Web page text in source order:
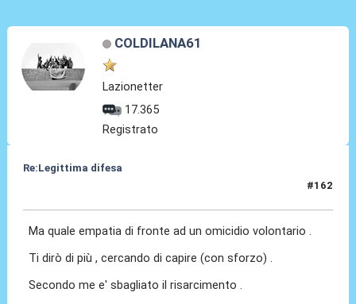
COLDILANA61
Lazionetter
17.365
Registrato
Re:Legittima difesa
#162
Ma quale empatia di fronte ad un omicidio volontario .
Ti dirò di più , cercando di capire (con sforzo) .
Secondo me e' sbagliato il risarcimento .